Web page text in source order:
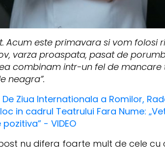
Acum este primavara si vom folosi
varza proaspata, pasat de
combinam intr-un fel de mancare
neagra”.
Ziua Internationala a Romilor,
in cadrul Teatrului Fara Nume:
- VIDEO
nu difera foarte mult de cele